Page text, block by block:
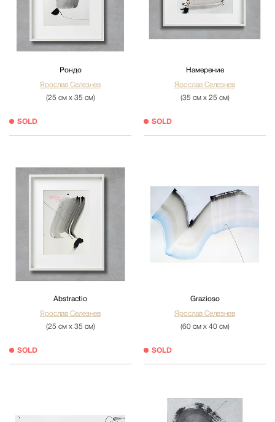
Рондо
Ярослав Селезнев
(25 см х 35 см)
SOLD
Намерение
Ярослав Селезнев
(35 см х 25 см)
SOLD
Abstractio
Ярослав Селезнев
(25 см х 35 см)
SOLD
Grazioso
Ярослав Селезнев
(60 см х 40 см)
SOLD